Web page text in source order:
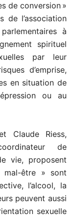
de conversion »
de l’association
à
spirituel
par leur
d’emprise,
en situation de
ou au
Claude Riess,
de
vie, proposent
être » sont
l’alcool, la
peuvent aussi
sexuelle